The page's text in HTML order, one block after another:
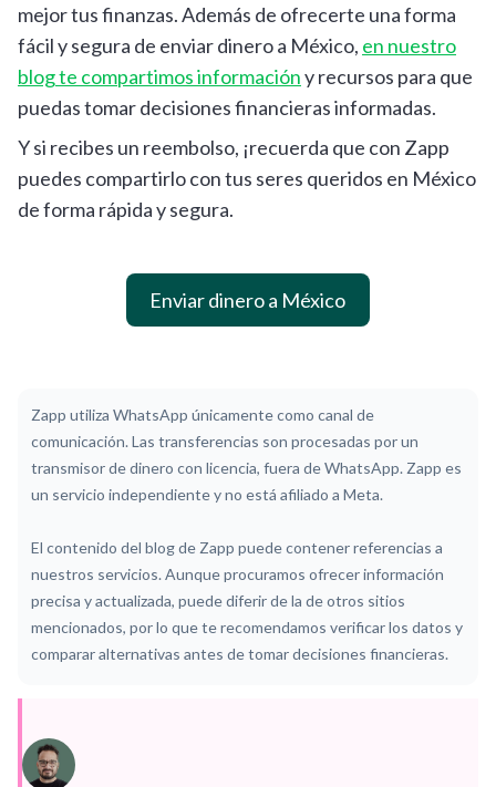
mejor tus finanzas. Además de ofrecerte una forma
fácil y segura de enviar dinero a México, en nuestro
blog te compartimos informacióny recursos para que
puedas tomar decisiones financieras informadas.
Y si recibes un reembolso, ¡recuerda que con Zapp
puedes compartirlo con tus seres queridos en México
de forma rápida y segura.
Enviar dinero a México
Zapp utiliza WhatsApp únicamente como canal de
comunicación. Las transferencias son procesadas por un
transmisor de dinero con licencia, fuera de WhatsApp. Zapp es
un servicio independiente y no está afiliado a Meta.
El contenido del blog de Zapp puede contener referencias a
nuestros servicios. Aunque procuramos ofrecer información
precisa y actualizada, puede diferir de la de otros sitios
mencionados, por lo que te recomendamos verificar los datos y
comparar alternativas antes de tomar decisiones financieras.